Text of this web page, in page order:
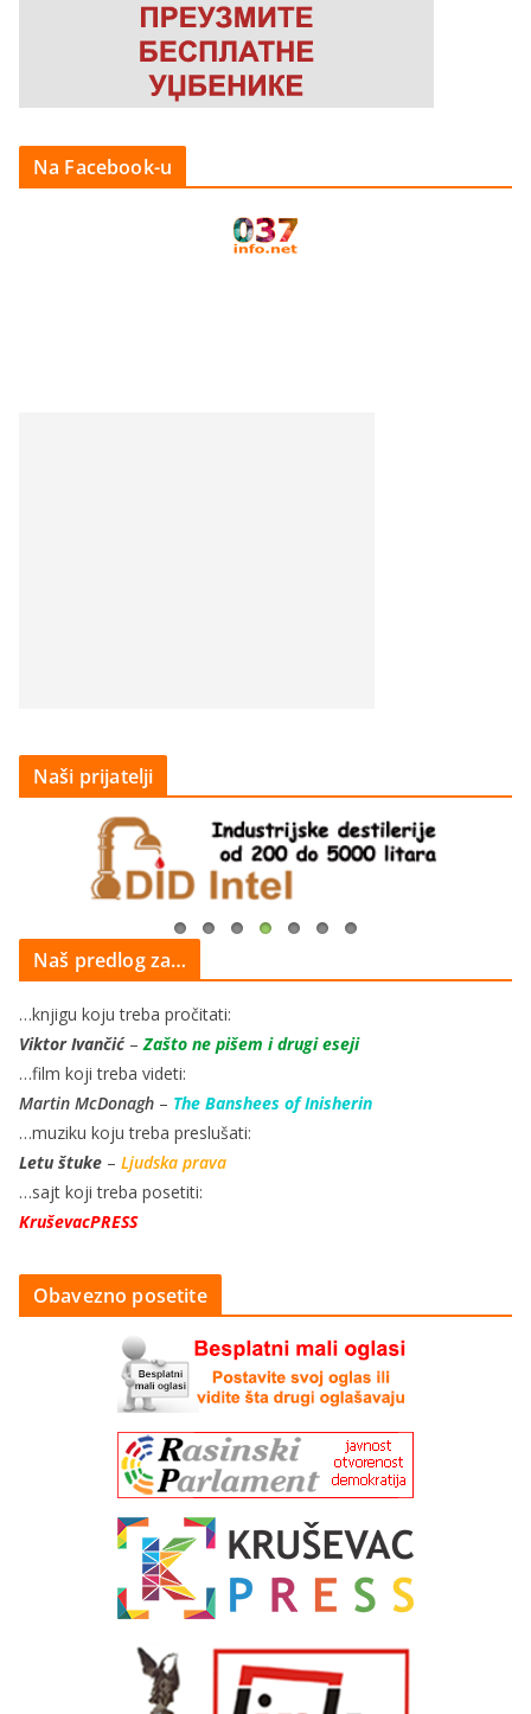
Na Facebook-u
Naši prijatelji
Naš predlog za…
…knjigu koju treba pročitati:
Viktor Ivančić–Zašto ne pišem i drugi eseji
…film koji treba videti:
Martin McDonagh – The Banshees of Inisherin
…muziku koju treba preslušati:
Letu štuke – Ljudska prava
…sajt koji treba posetiti:
KruševacPRESS
Obavezno posetite